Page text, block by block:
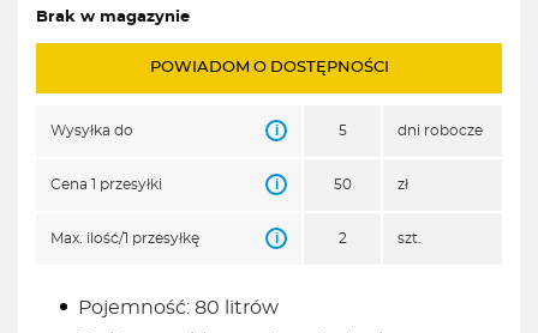
Brak w magazynie
POWIADOM O DOSTĘPNOŚCI
Wysyłka do i 5 dni robocze
Cena 1 przesyłki i 50 zł
Max. ilość/1 przesyłkę i 2 szt.
Pojemność: 80 litrów